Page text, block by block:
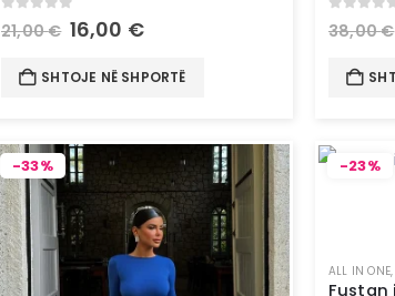
out of 5
21,00€ 16,00 €
SHTOJE NË SHPORTË
out
38,00€
-33% -23%
ALL IN ONE,